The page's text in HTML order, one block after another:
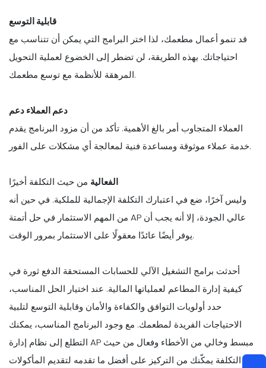
قابلية التوسع
قد تنمو أعمال مطعمك، لذا اختر البرامج التي يمكن أن تتناسب مع
احتياجاتك. بهذه الطريقة، لن تضطر إلى الخضوع لعملية التحويل
المرهقة للأنظمة مع توسع مطعمك.
دعم العملاء دعم
العملاء المتجاوب أمر بالغ الأهمية. تأكد من أن مزود البرنامج يقدم
خدمة عملاء موثوقة ومساعدة فنية لمعالجة أي مشكلات على الفور.
الفعالية من حيث التكلفة أخيرًا
وليس آخرًا، ضع في اعتبارك التكلفة الإجمالية للملكية. في حين أنه
من المهم الاستثمار في حل أتمتة AP عالي الجودة، إلا أنه يجب أن
يوفر أيضًا عائدًا معقولًا على الاستثمار بمرور الوقت.
أحدثت برامج التشغيل الآلي للحسابات المستحقة الدفع ثورة في
كيفية إدارة المطاعم لعملياتها المالية. عند اختيار الحل المناسب،
حدد أولويات التوافق والكفاءة والأمان وقابلية التوسع لتلبية
الاحتياجات الفريدة لمطعمك. مع وجود البرنامج المناسب، يمكنك
التطلع إلى نظام إدارة AP مبسط وخالي من الأخطاء وفعال من حيث
التكلفة يمكّنك من التركيز على أفضل ما تقدمه لتقديم المأكولات